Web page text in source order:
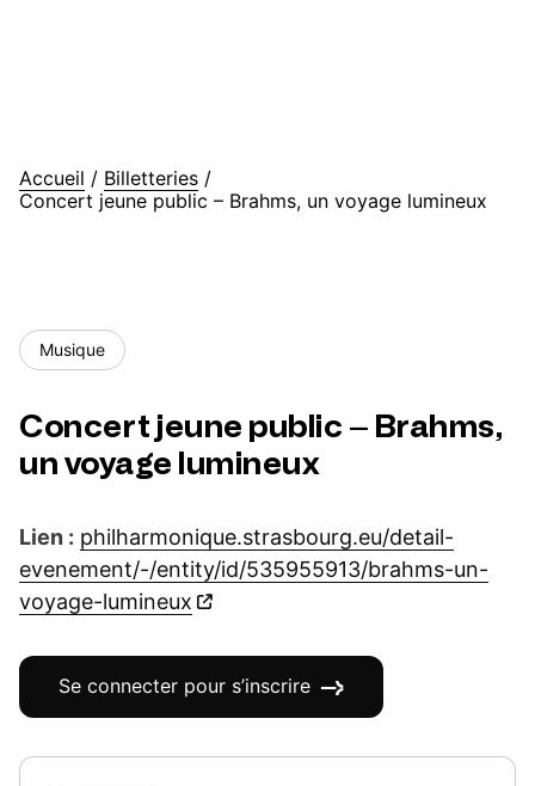
Accueil / Billetteries /
Concert jeune public – Brahms, un voyage lumineux
Musique
Concert jeune public – Brahms,
un voyage lumineux
Lien : philharmonique.strasbourg.eu/detail-
evenement/-/entity/id/535955913/brahms-un-
voyage-lumineux
Se connecter pour s’inscrire